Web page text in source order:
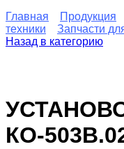
Главная
Продукция
техники
Запчасти
Назад в категорию
КО-